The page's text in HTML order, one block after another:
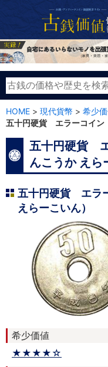
HOME > 現代貨幣 > 希少
五十円硬貨 エラーコイン
五十円硬貨
んこうか えら
五十円硬貨 エラ
えらーこいん）
希少価値
★★★★☆